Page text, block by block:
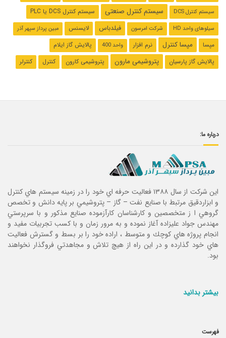
سیستم کنترل DCS سیستم کنترل صنعتی سیستم کنترل ‌DCS یا PLC
سیلوهای واحد HD شرکت امرسون فیلدباس لایسنس مبین پرداز سپهر آذر
مپسا مپسا کنترل نرم افزار واحد 400
پالایش گاز ایلام
پالایش گاز پارسیان
پتروشیمی مارون پتروشیمی کارون کنترل کنترلر
درباره ما:
این شرکت از سال ۱۳۸۸ فعاليت حرفه اي خود را در زمينه سيستم هاي كنترل
و ابزاردقيق مرتبط با صنايع نفت – گاز – پتروشيمي بر پايه دانش و تخصص
گروهي ا ز متخصصين و كارشناسان كارآزموده صنايع مذكور و با سرپرستي
مهندس جواد عليزاده آغاز نموده و به مرور زمان و با كسب تجربيات مفيد و
انجام پروژه هاي كوچك و متوسط ، اراده خود را بر بسط و گسترش فعاليت
هاي خود گذارده و در اين راه از هيچ تلاش و مجاهدتي فروگذار نخواهند
بود.
بیشتر بدانید
فهرست